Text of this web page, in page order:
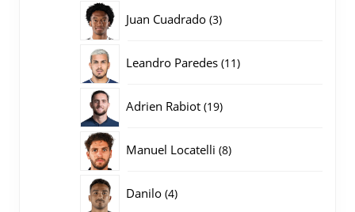
Juan Cuadrado 33
Leandro Paredes 1111
Adrien Rabiot 1919
Manuel Locatelli 88
Danilo 44